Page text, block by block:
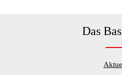
Das